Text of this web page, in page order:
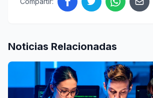
Noticias Relacionadas